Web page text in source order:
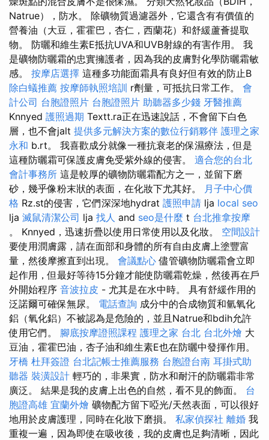
Natrue），防水。 除礦物質過濾器外，它還含有有價值的
營養油（大豆，霍霍巴，杏仁，西蘭花）和舒緩蘆薈提取
物。 防曬和維生素E抵抗UVA和UVB射線的有害作用。 我
是礦物防曬霜的忠實擁護者，因為我的皮膚對化學防曬霜敏
感。 按摩店選擇 這種多功能面霜具有良好但有效的防止B
除白蟻推薦 按摩師執照培訓 r劑量，可抵抗日常工作。 會
計公司 台胞證照片 台胞證照片 助聽器多少錢 牙醫推薦
Knnyed 護照過期 Textt.ra正在迅速說話，不會留下白色
層，也不會jalt 提供多元解決方案的數位行銷夥伴 護理之家
永和 b.rt。 我喜歡成分就像一種抗衰老的保濕療法，但是
這種防曬霜可保護皮膚免受紫外線的侵害。 適合您的台北
會計事務所 這是較厚的礦物防曬霜配方之一，並留下磨
砂，幾乎像粉末狀的表面，在化妝下尤其好。 月子中心價
格 Rz.st的侵害，它們深深地hydrat 護照申請 lja local seo
lja 滅鼠清潔公司 lja 找人 and seo是什麼 t 台北推拿按摩
。 Knnyed，迅速折疊以使用日常使用以及化妝。 空間設計
要使用潤膚露，請在面部和身體的所有自由皮膚上塗豐富
量，然後摩擦直到出現。 會議點心 儘管礦物防曬霜會立即
起作用，但最好等待15分鐘才能使防曬霜乾燥，然後再在戶
外開始程序 音波拉皮 - 尤其是在水中時。 具有舒緩作用的
泛諾爾可確保無尿。 電話查詢 成分中的合成物質和氫氧化
鋁（氧化鋁）不被認為是危險的，並且Natrue和bdih允許
使用它們。 腳底按摩證照課程 護理之家 台北 台北外燴 大
豆油，霍霍巴油，杏子油和維生素E也在防曬中發揮作用。
牙橋 杜拜簽證 台北記帳士推薦服務 台胞證台南 耳掛式助
聽器 裝潢設計 輕巧的，非果實，防水和耐汗的防曬霜非常
廣泛。 結果是我的皮膚上出色的自然，看不見的飾面。 台
胞證高雄 宜蘭外燴 礦物配方留下啞光/天然表面，可以很好
地用於皮膚護理，同時在化妝下磨損。 私家偵探社 離婚 我
重複一遍，因為即使在吸收後，我的皮膚也足夠清晰，因此